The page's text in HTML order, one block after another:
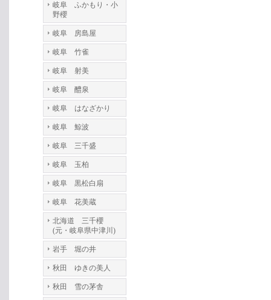
岐阜 ふかもり・小
野櫻
岐阜 房島屋
岐阜 竹雀
岐阜 射美
岐阜 醴泉
岐阜 はなざかり
岐阜 鯨波
岐阜 三千盛
岐阜 玉柏
岐阜 黒松白扇
岐阜 花美蔵
北海道 三千櫻
(元・岐阜県中津川)
岩手 堀の井
秋田 ゆきの美人
秋田 雪の茅舎